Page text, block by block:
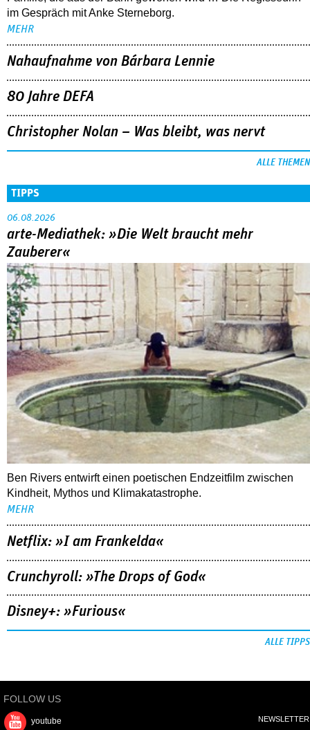
im Gespräch mit Anke Sterneborg.
MEHR
Nahaufnahme von Bárbara Lennie
80 Jahre DEFA
Christopher Nolan – Was bleibt, was nervt
ALLE THEMEN
TIPPS
06.08.2026
arte-Mediathek: »Die Welt braucht mehr
Zauberer«
Ben Rivers entwirft einen poetischen Endzeitfilm zwischen
Kindheit, Mythos und Klimakatastrophe.
MEHR
Netflix: »I am Frankelda«
Crunchyroll: »The Drops of God«
Disney+: »Furious«
ALLE TIPPS
FOLLOW US
youtube NEWSLETTER